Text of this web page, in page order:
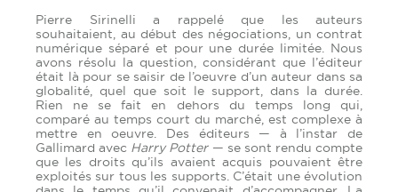
Pierre Sirinelli a rappelé que les auteurs
souhaitaient, au début des négociations, un contrat
numérique séparé et pour une durée limitée. Nous
avons résolu la question, considérant que l’éditeur
était là pour se saisir de l’oeuvre d’un auteur dans sa
globalité, quel que soit le support, dans la durée.
Rien ne se fait en dehors du temps long qui,
comparé au temps court du marché, est complexe à
mettre en oeuvre. Des éditeurs — à l’instar de
Gallimard avec Harry Potter— se sont rendu compte
que les droits qu’ils avaient acquis pouvaient être
exploités sur tous les supports. C’était une évolution